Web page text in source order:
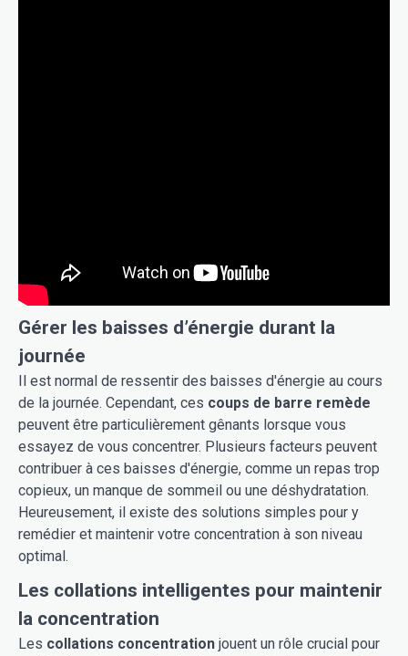
Gérer les baisses d’énergie durant la
journée
Il est normal de ressentir des baisses d'énergie au cours
de la journée. Cependant, ces coups de barre remède
peuvent être particulièrement gênants lorsque vous
essayez de vous concentrer. Plusieurs facteurs peuvent
contribuer à ces baisses d'énergie, comme un repas trop
copieux, un manque de sommeil ou une déshydratation.
Heureusement, il existe des solutions simples pour y
remédier et maintenir votre concentration à son niveau
optimal.
Les collations intelligentes pour maintenir
la concentration
Les collations concentration jouent un rôle crucial pour